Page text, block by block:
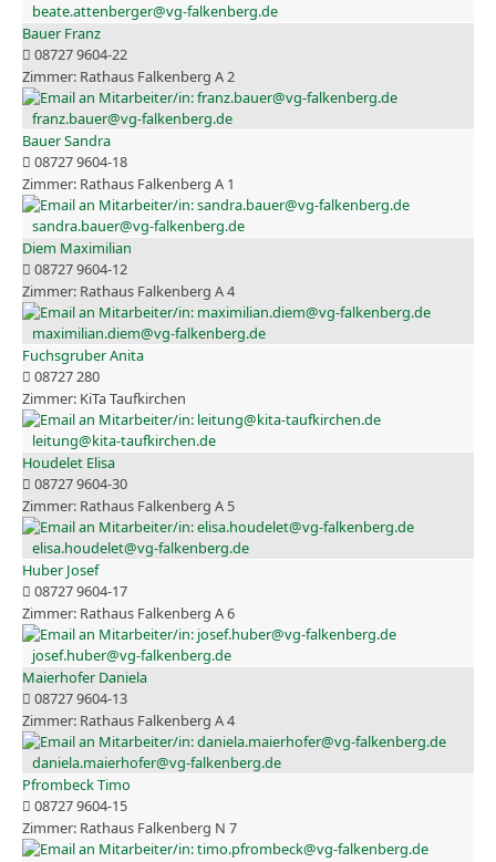
beate.attenberger@vg-falkenberg.de
Bauer Franz
08727 9604-22
Rathaus Falkenberg A 2
franz.bauer@vg-falkenberg.de
Bauer Sandra
08727 9604-18
Rathaus Falkenberg A 1
sandra.bauer@vg-falkenberg.de
Diem Maximilian
08727 9604-12
Rathaus Falkenberg A 4
maximilian.diem@vg-falkenberg.de
Fuchsgruber Anita
08727 280
KiTa Taufkirchen
leitung@kita-taufkirchen.de
Houdelet Elisa
08727 9604-30
Rathaus Falkenberg A 5
elisa.houdelet@vg-falkenberg.de
Huber Josef
08727 9604-17
Rathaus Falkenberg A 6
josef.huber@vg-falkenberg.de
Maierhofer Daniela
08727 9604-13
Rathaus Falkenberg A 4
daniela.maierhofer@vg-falkenberg.de
Pfrombeck Timo
08727 9604-15
Rathaus Falkenberg N 7